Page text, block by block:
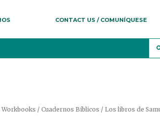
CONTACT US / COMUNÍQUESE
Workbooks / Cuadernos Bíblicos / Los libros de